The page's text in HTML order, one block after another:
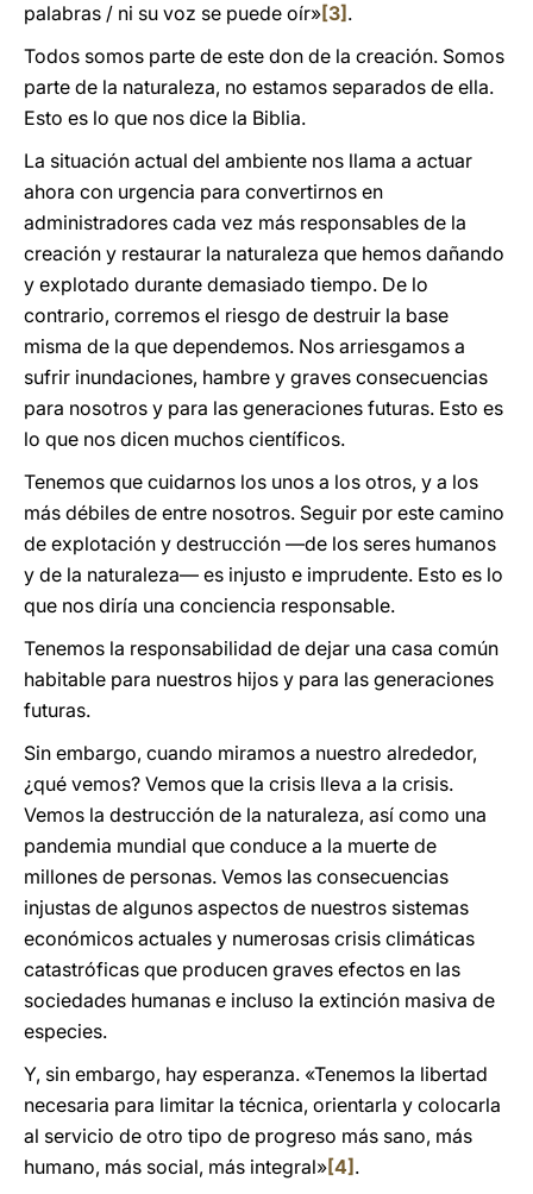
palabras / ni su voz se puede oír»[3] .
Todos somos parte de este don de la creación. Somos
parte de la naturaleza, no estamos separados de ella.
Esto es lo que nos dice la Biblia.
La situación actual del ambiente nos llama a actuar
ahora con urgencia para convertirnos en
administradores cada vez más responsables de la
creación y restaurar la naturaleza que hemos dañando
y explotado durante demasiado tiempo. De lo
contrario, corremos el riesgo de destruir la base
misma de la que dependemos. Nos arriesgamos a
sufrir inundaciones, hambre y graves consecuencias
para nosotros y para las generaciones futuras. Esto es
lo que nos dicen muchos científicos.
Tenemos que cuidarnos los unos a los otros, y a los
más débiles de entre nosotros. Seguir por este camino
de explotación y destrucción —de los seres humanos
y de la naturaleza— es injusto e imprudente. Esto es lo
que nos diría una conciencia responsable.
Tenemos la responsabilidad de dejar una casa común
habitable para nuestros hijos y para las generaciones
futuras.
Sin embargo, cuando miramos a nuestro alrededor,
¿qué vemos? Vemos que la crisis lleva a la crisis.
Vemos la destrucción de la naturaleza, así como una
pandemia mundial que conduce a la muerte de
millones de personas. Vemos las consecuencias
injustas de algunos aspectos de nuestros sistemas
económicos actuales y numerosas crisis climáticas
catastróficas que producen graves efectos en las
sociedades humanas e incluso la extinción masiva de
especies.
Y, sin embargo, hay esperanza. «Tenemos la libertad
necesaria para limitar la técnica, orientarla y colocarla
al servicio de otro tipo de progreso más sano, más
humano, más social, más integral»[4] .